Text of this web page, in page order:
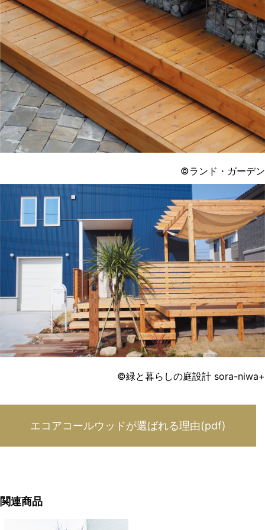
©ランド・ガーデン
©緑と暮らしの庭設計 sora-niwa+
エコアコールウッドが選ばれる理由(pdf)
関連商品